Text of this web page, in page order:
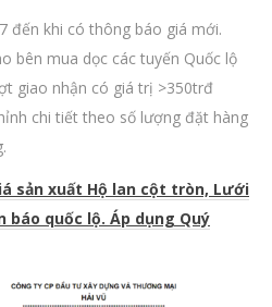
đến khi có thông báo giá mới.
bên mua dọc các tuyến Quốc lộ
giao nhận có giá trị >350trđ
chi tiết theo số lượng đặt hàng
sản xuất Hộ lan cột tròn, Lưới
báo quốc lộ. Áp dụng Quý